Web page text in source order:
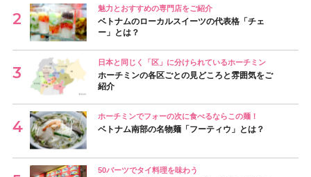
魅力とおすすめの専門店をご紹介
ベトナムのローカルスイーツの代表格「チェ
ー」とは？
日本と同じく「区」に分けられているホーチミン
ホーチミンの各区ごとの見どころと雰囲気をご
紹介
ホーチミンでフォーの次に食べるならこの麺！
ベトナム南部の名物麺「フーティウ」とは？
50バーツでタイ料理を味わう